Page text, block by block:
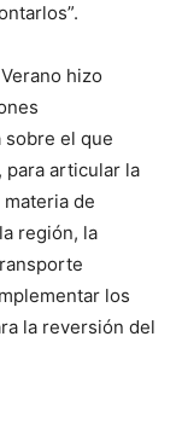
hizo
sobre el que
para articular la
de
región, la
los
la reversión del